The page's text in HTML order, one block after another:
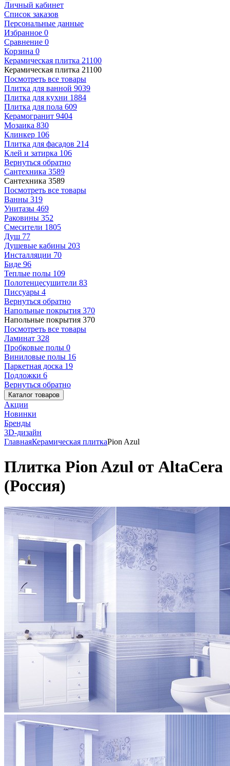
Личный кабинет
Список заказов
Персональные данные
Избранное 0
Сравнение 0
Корзина 0
Керамическая плитка 21100
Керамическая плитка 21100
Посмотреть все товары
Плитка для ванной 9039
Плитка для кухни 1884
Плитка для пола 609
Керамогранит 9404
Мозаика 830
Клинкер 106
Плитка для фасадов 214
Клей и затирка 106
Вернуться обратно
Сантехника 3589
Сантехника 3589
Посмотреть все товары
Ванны 319
Унитазы 469
Раковины 352
Смесители 1805
Душ 77
Душевые кабины 203
Инсталляции 70
Биде 96
Теплые полы 109
Полотенцесушители 83
Писсуары 4
Вернуться обратно
Напольные покрытия 370
Напольные покрытия 370
Посмотреть все товары
Ламинат 328
Пробковые полы 0
Виниловые полы 16
Паркетная доска 19
Подложки 6
Вернуться обратно
Каталог товаров
Акции
Новинки
Бренды
3D-дизайн
ГлавнаяКерамическая плиткаPion Azul
Плитка Pion Azul от AltaCera
(Россия)